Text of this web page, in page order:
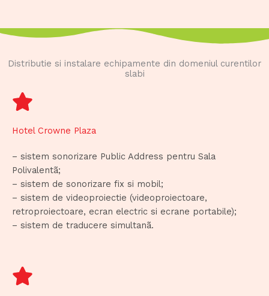
Distributie si instalare echipamente din domeniul curentilor
slabi
Hotel Crowne Plaza
– sistem sonorizare Public Address pentru Sala
Polivalentã;
– sistem de sonorizare fix si mobil;
– sistem de videoproiectie (videoproiectoare,
retroproiectoare, ecran electric si ecrane portabile);
– sistem de traducere simultanã.